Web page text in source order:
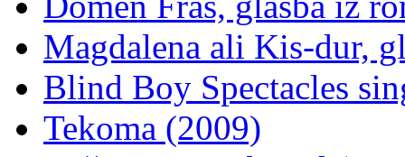
Magdalena ali Kis-dur,
Blind Boy Spectacles
Tekoma (2009)